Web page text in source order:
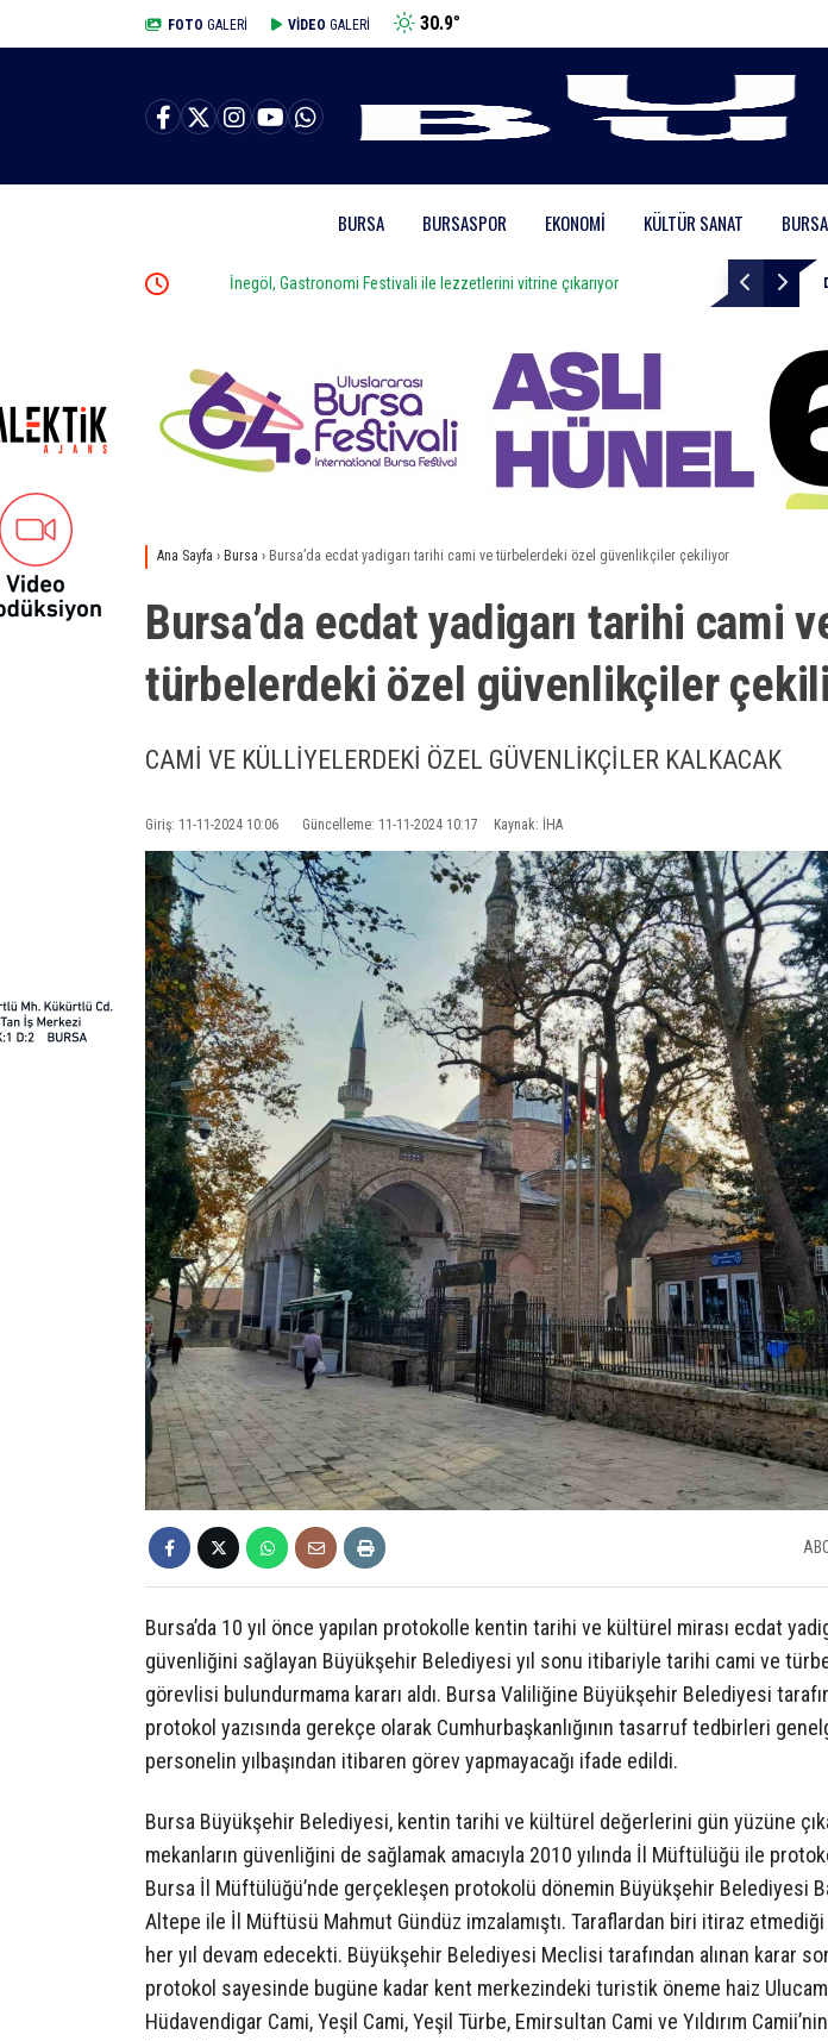
FOTO GALERİ VİDEO GALERİ 30.9°
BURSA BURSASPOR EKONOMI KÜLTÜR SANAT
İnegöl, Gastronomi Festivali ile lezzetlerini vitrine çıkarıyor Nilüfer’de
Ana Sayfa › Bursa › Bursa’da ecdat yadigarı tarihi cami ve türbelerdeki özel güvenlikçiler çekiliyor
Bursa’da ecdat yadigarı tarihi cami
türbelerdeki özel güvenlikçiler
CAMİ VE KÜLLİYELERDEKİ ÖZEL GÜVENLİKÇİLER KALKACAK
Giriş: 11-11-2024 10:06 Güncelleme: 11-11-2024 10:17 Kaynak: İHA
Bursa’da 10 yıl önce yapılan protokolle kentin tarihi ve kültürel mirası ecdat
güvenliğini sağlayan Büyükşehir Belediyesi yıl sonu itibariyle tarihi cami ve
görevlisi bulundurmama kararı aldı. Bursa Valiliğine Büyükşehir Belediyesi
protokol yazısında gerekçe olarak Cumhurbaşkanlığının tasarruf tedbirleri
personelin yılbaşından itibaren görev yapmayacağı ifade edildi.
Bursa Büyükşehir Belediyesi, kentin tarihi ve kültürel değerlerini gün yüzüne
mekanların güvenliğini de sağlamak amacıyla 2010 yılında İl Müftülüğü ile
Bursa İl Müftülüğü’nde gerçekleşen protokolü dönemin Büyükşehir Belediyesi
Altepe ile İl Müftüsü Mahmut Gündüz imzalamıştı. Taraflardan biri itiraz
her yıl devam edecekti. Büyükşehir Belediyesi Meclisi tarafından alınan karar
protokol sayesinde bugüne kadar kent merkezindeki turistik öneme haiz
Hüdavendigar Cami, Yeşil Cami, Yeşil Türbe, Emirsultan Cami ve Yıldırım